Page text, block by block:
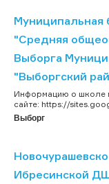
Муниципальная
"Средняя
Выборга
"Выборгский
Информацию о школе
сайте: https://
Выборг
Ибресинской